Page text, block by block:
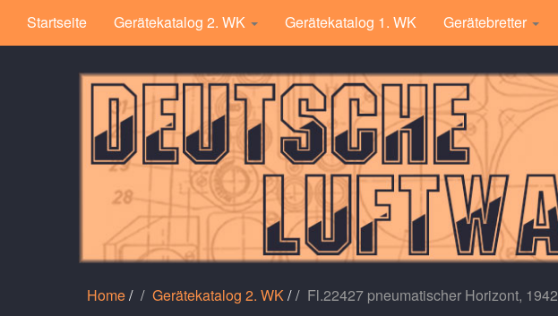
Startseite Gerätekatalog 2. WK Gerätekatalog 1. WK Gerätebretter
Home/ Gerätekatalog 2. WK / Fl.22427 pneumatischer Horizont, 1942